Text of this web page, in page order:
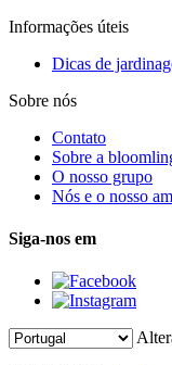
Informações úteis
Dicas de
Sobre nós
Contato
Sobre a
O nosso grupo
Nós e o nosso
Siga-nos em